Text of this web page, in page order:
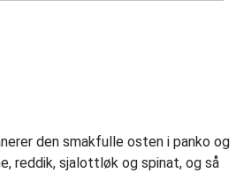
den smakfulle osten i panko og
reddik, sjalottløk og spinat, og så